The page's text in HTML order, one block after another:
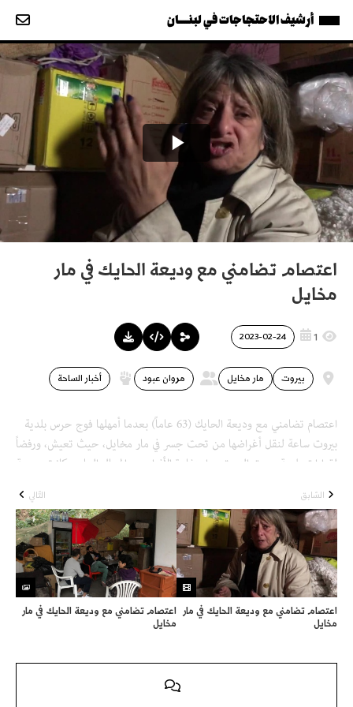
أرشيف الاحتجاجات في لبنــــان
اعتصام تضامني مع وديعة الحايك في مار
مخايل
1
2023-02-24
بيروت مار مخايل مروان عبود أخبار الساحة
اعتصام تضامني مع وديعة الحايك (63 عاماً) بعدما أمهلها فوج حرس بلدية
بيروت ساعة لنقل أغراضها من تحت جسر في مار مخايل، حيث تعيش، ورفضاً
لقرارات بلدية بيروت التي تمنع استفادة الأفراد من المجال العام. وكانت وديعة
السّابق
اعتصام تضامني مع وديعة الحايك في مار
مخايل
التّالي
اعتصام تضامني مع وديعة الحايك في مار
مخايل